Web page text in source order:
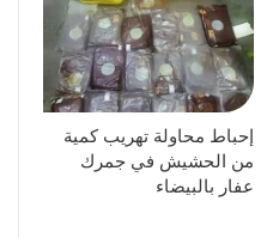
إحباط محاولة تهريب كمية
من الحشيش في جمرك
عفار بالبيضاء